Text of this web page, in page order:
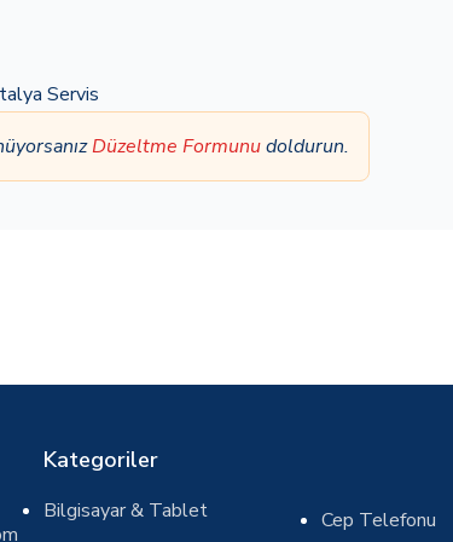
Servis
Düzeltme Formunudoldurun.
Kategoriler
Bilgisayar & Tablet Cep Telefonu